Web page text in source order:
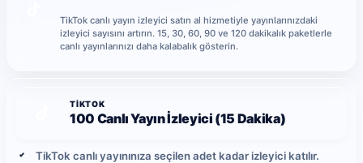
TikTok canlı yayın izleyici satın al hizmetiyle yayınlarınızdaki
izleyici sayısını artırın. 15, 30, 60, 90 ve 120 dakikalık paketlerle
canlı yayınlarınızı daha kalabalık gösterin.
TIKTOK
100 Canlı Yayın İzleyici (15 Dakika)
TikTok canlı yayınınıza seçilen adet kadar izleyici katılır.